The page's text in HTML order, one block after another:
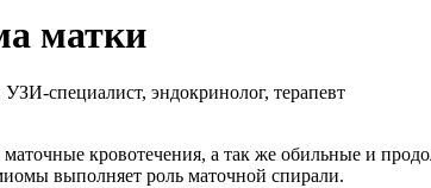
матки
специалист, эндокринолог, терапевт
кровотечения, а так же обильные и
выполняет роль маточной спирали.